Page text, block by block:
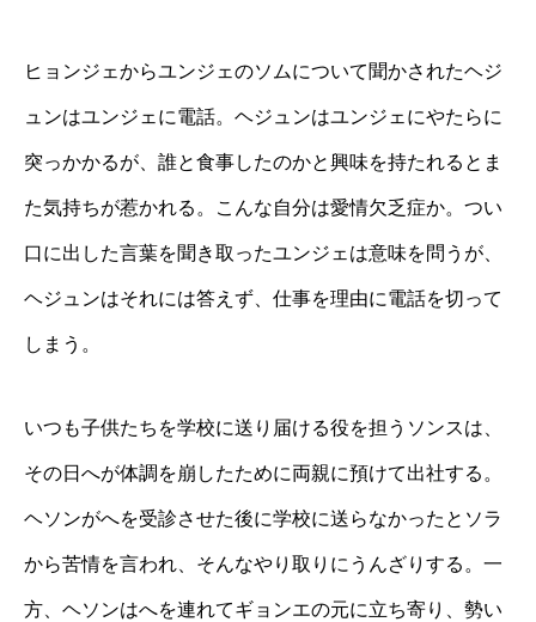
ヒョンジェからユンジェのソムについて聞かされたヘジ
ュンはユンジェに電話。ヘジュンはユンジェにやたらに
突っかかるが、誰と食事したのかと興味を持たれるとま
た気持ちが惹かれる。こんな自分は愛情欠乏症か。つい
口に出した言葉を聞き取ったユンジェは意味を問うが、
ヘジュンはそれには答えず、仕事を理由に電話を切って
しまう。
いつも子供たちを学校に送り届ける役を担うソンスは、
その日へが体調を崩したために両親に預けて出社する。
ヘソンがへを受診させた後に学校に送らなかったとソラ
から苦情を言われ、そんなやり取りにうんざりする。一
方、ヘソンはへを連れてギョンエの元に立ち寄り、勢い